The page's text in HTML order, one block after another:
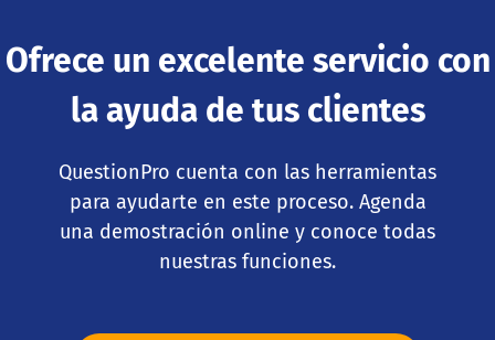
Ofrece un excelente servicio con
la ayuda de tus clientes
QuestionPro cuenta con las herramientas
para ayudarte en este proceso. Agenda
una demostración online y conoce todas
nuestras funciones.